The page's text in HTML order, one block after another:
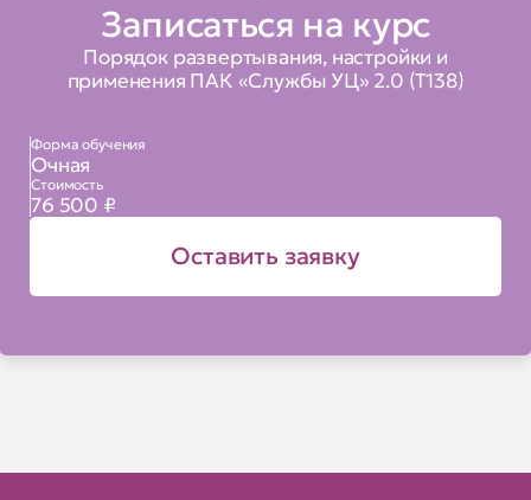
Записаться на курс
Порядок развертывания, настройки и
применения ПАК «Службы УЦ» 2.0 (Т138)
Форма обучения
Очная
Стоимость
76 500 ₽
Оставить заявку